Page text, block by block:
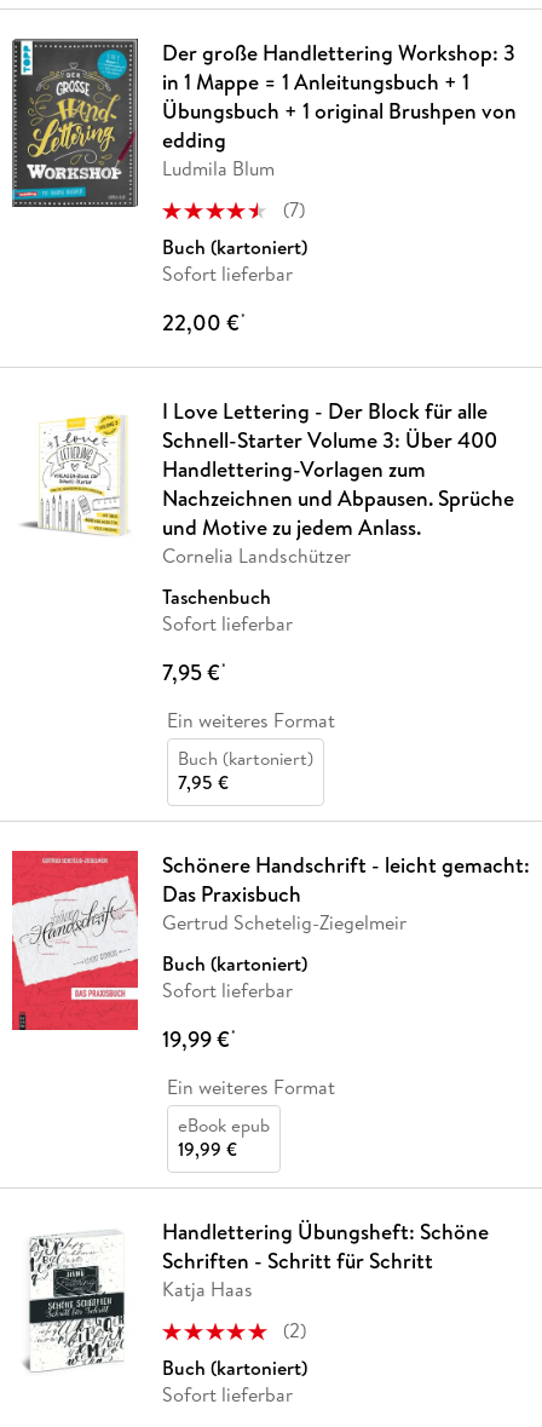
Der große Handlettering Workshop: 3
in 1 Mappe = 1 Anleitungsbuch + 1
Übungsbuch + 1 original Brushpen von
edding
Ludmila Blum
(7)
Buch (kartoniert)
Sofort lieferbar
22,00 €*
I Love Lettering - Der Block für alle
Schnell-Starter Volume 3: Über 400
Handlettering-Vorlagen zum
Nachzeichnen und Abpausen. Sprüche
und Motive zu jedem Anlass.
Cornelia Landschützer
Taschenbuch
Sofort lieferbar
7,95 €*
Ein weiteres Format
Buch (kartoniert)
7,95 €
Schönere Handschrift - leicht gemacht:
Das Praxisbuch
Gertrud Schetelig-Ziegelmeir
Buch (kartoniert)
Sofort lieferbar
19,99 €*
Ein weiteres Format
eBook epub
19,99 €
Handlettering Übungsheft: Schöne
Schriften - Schritt für Schritt
Katja Haas
(2)
Buch (kartoniert)
Sofort lieferbar